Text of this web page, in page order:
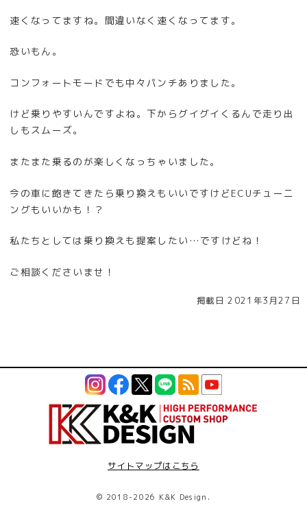
速くなってますね。間違いなく速くなってます。
恐いもん。
コンフォートモードでも中々パンチありました。
けど乗りやすいんですよね。下からグイグイくるんで走り出
しもスムーズ。
またまた乗るのが楽しくなっちゃいました。
今の車に飽きてきたら乗り換えもいいですけどECUチューニ
ングもいいかも！？
私たちとしては乗り換えも提案したい…ですけどね！
ご相談くださいませ！
掲載日 2021年3月27日
サイトマップはこちら
© 2018-2026 K&K Design.